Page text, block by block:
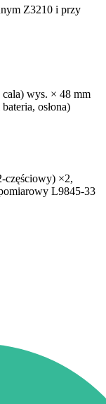
Z3210 i przy
wys. × 48 mm
osłona)
częściowy) ×2,
L9845-33